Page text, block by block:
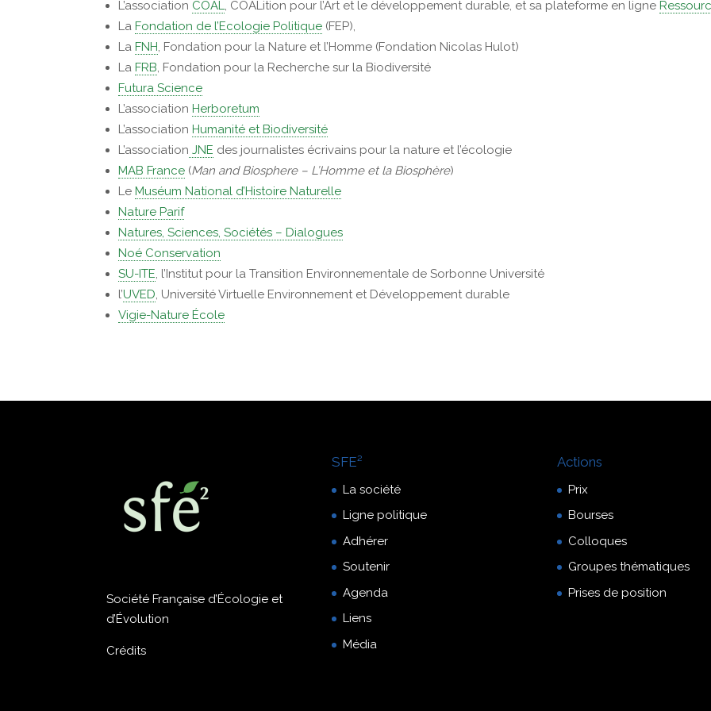
L’association COAL, COALition pour l’Art et le développement durable, et sa plateforme en ligne
LaFondation de l’Ecologie Politique (FEP),
LaFNH, Fondation pour la Nature et l’Homme (Fondation Nicolas Hulot)
LaFRB, Fondation pour la Recherche sur la Biodiversité
Futura Science
L’associationHerboretum
L’associationHumanité et Biodiversité
L’association JNE des journalistes écrivains pour la nature et l’écologie
MAB France (Man and Biosphere – L’Homme et la Biosphère)
LeMuséum National d’Histoire Naturelle
Nature Parif
Natures, Sciences, Sociétés – Dialogues
Noé Conservation
SU-ITE, l’Institut pour la Transition Environnementale de Sorbonne Université
l’UVED, Université Virtuelle Environnement et Développement durable
Vigie-Nature École
Société Française d’Écologie et
d’Évolution
Crédits
SFE²
La société
Ligne politique
Adhérer
Soutenir
Agenda
Liens
Média
Actions
Prix
Bourses
Colloques
Groupes thématiques
Prises de position